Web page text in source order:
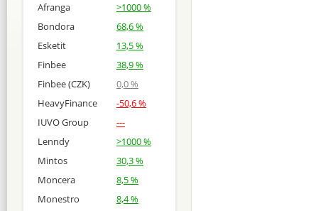
Afranga
>1000 %
Bondora
68,6 %
Esketit
13,5 %
Finbee
38,9 %
Finbee (CZK)
0,0 %
HeavyFinance
-50,6 %
IUVO Group
---
Lenndy
>1000 %
Mintos
30,3 %
Moncera
8,5 %
Monestro
8,4 %